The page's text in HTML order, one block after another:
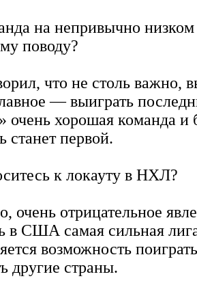
на непривычно низком
поводу?
что не столь важно,
— выиграть
очень хорошая команда и
станет первой.
к локауту в НХЛ?
очень отрицательное
в США самая сильная
возможность
другие страны.